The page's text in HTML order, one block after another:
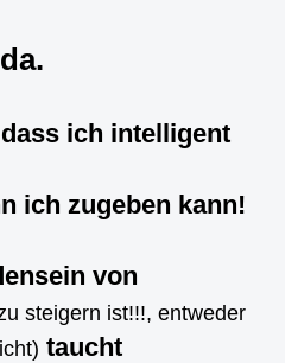
ich intelligent
ich zugeben kann!
von
steigern ist!!!, entweder
taucht